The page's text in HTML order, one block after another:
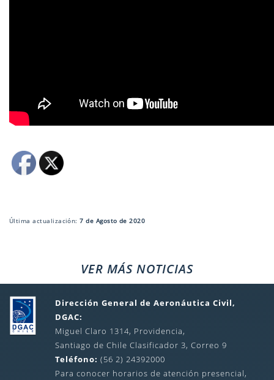
Última actualización:7 de Agosto de 2020
VER MÁS NOTICIAS
Dirección General de Aeronáutica Civil,
DGAC:
Miguel Claro 1314, Providencia,
Santiago de Chile Clasificador 3, Correo 9
Teléfono: (56 2) 24392000
Para conocer horarios de atención presencial,